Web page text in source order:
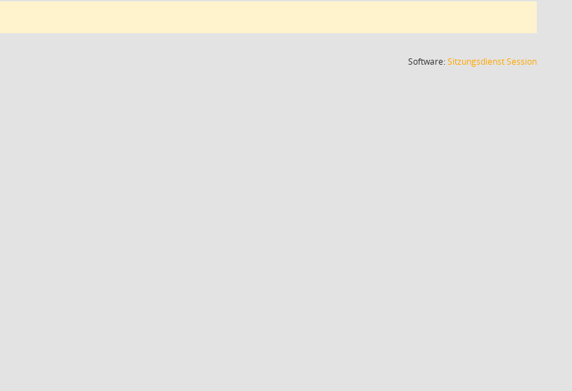
Software:SitzungsdienstSession(Wird in